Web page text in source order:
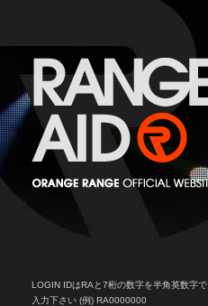
LOGIN IDはRAと7桁の数字を半角英数字で
入力下さい (例) RA0000000